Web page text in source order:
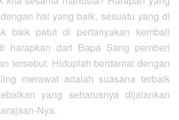
hal yang baik, sesuatu yang di
baik patut di pertanyakan kembali
harapkan dari Bapa Sang pemberi
tersebut. Hiduplah berdamai dengan
merawat adalah suasana terbaik
yang seharusnya dijalankan
Nya.